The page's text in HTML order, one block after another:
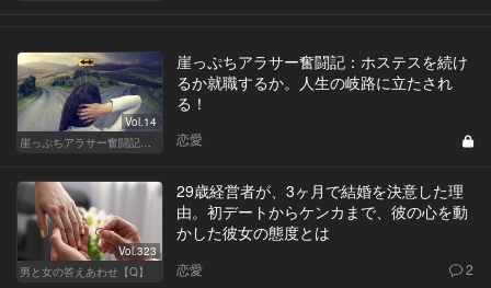
Vol.14
崖っぷちアラサー奮闘記 written by 内埜さくら
崖っぷちアラサー奮闘記：ホステスを続け
るか就職するか。人生の岐路に立たされ
る！
恋愛
Vol.323
男と女の答えあわせ【Q】
29歳経営者が、3ヶ月で結婚を決意した理
由。初デートからケンカまで、彼の心を動
かした彼女の態度とは
恋愛 2